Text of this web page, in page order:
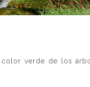
color verde de los